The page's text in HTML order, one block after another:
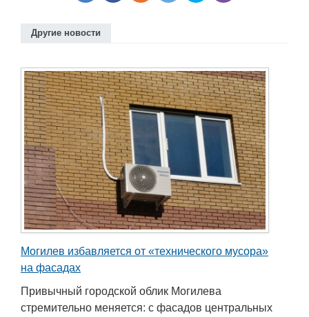
Другие новости
Могилев избавляется от «технического мусора»
на фасадах
Привычный городской облик Могилева
стремительно меняется: с фасадов центральных